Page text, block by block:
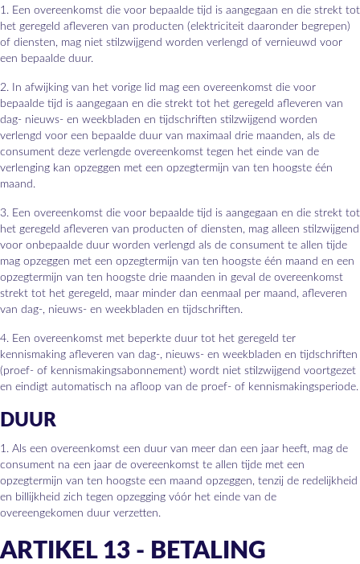
1. Een overeenkomst die voor bepaalde tijd is aangegaan en die strekt tot
het geregeld afleveren van producten (elektriciteit daaronder begrepen)
of diensten, mag niet stilzwijgend worden verlengd of vernieuwd voor
een bepaalde duur.
2. In afwijking van het vorige lid mag een overeenkomst die voor
bepaalde tijd is aangegaan en die strekt tot het geregeld afleveren van
dag- nieuws- en weekbladen en tijdschriften stilzwijgend worden
verlengd voor een bepaalde duur van maximaal drie maanden, als de
consument deze verlengde overeenkomst tegen het einde van de
verlenging kan opzeggen met een opzegtermijn van ten hoogste één
maand.
3. Een overeenkomst die voor bepaalde tijd is aangegaan en die strekt tot
het geregeld afleveren van producten of diensten, mag alleen stilzwijgend
voor onbepaalde duur worden verlengd als de consument te allen tijde
mag opzeggen met een opzegtermijn van ten hoogste één maand en een
opzegtermijn van ten hoogste drie maanden in geval de overeenkomst
strekt tot het geregeld, maar minder dan eenmaal per maand, afleveren
van dag-, nieuws- en weekbladen en tijdschriften.
4. Een overeenkomst met beperkte duur tot het geregeld ter
kennismaking afleveren van dag-, nieuws- en weekbladen en tijdschriften
(proef- of kennismakingsabonnement) wordt niet stilzwijgend voortgezet
en eindigt automatisch na afloop van de proef- of kennismakingsperiode.
DUUR
1. Als een overeenkomst een duur van meer dan een jaar heeft, mag de
consument na een jaar de overeenkomst te allen tijde met een
opzegtermijn van ten hoogste een maand opzeggen, tenzij de redelijkheid
en billijkheid zich tegen opzegging vóór het einde van de
overeengekomen duur verzetten.
ARTIKEL 13 - BETALING